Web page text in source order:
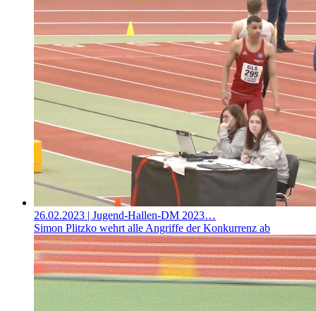
26.02.2023 | Jugend-Hallen-DM 2023…
Simon Plitzko wehrt alle Angriffe der Konkurrenz ab